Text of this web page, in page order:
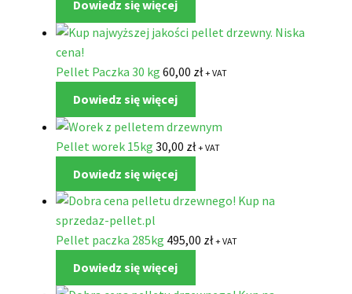
Dowiedz się więcej
Pellet Paczka 30 kg 60,00 zł + VAT
Dowiedz się więcej
Pellet worek 15kg 30,00 zł + VAT
Dowiedz się więcej
Pellet paczka 285kg 495,00 zł + VAT
Dowiedz się więcej